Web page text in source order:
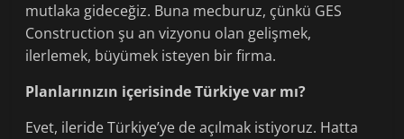
mutlaka gideceğiz. Buna mecburuz, çünkü GES
Construction şu an vizyonu olan gelişmek,
ilerlemek, büyümek isteyen bir firma.
Planlarınızın içerisinde Türkiye var mı?
Evet, ileride Türkiye’ye de açılmak istiyoruz. Hatta